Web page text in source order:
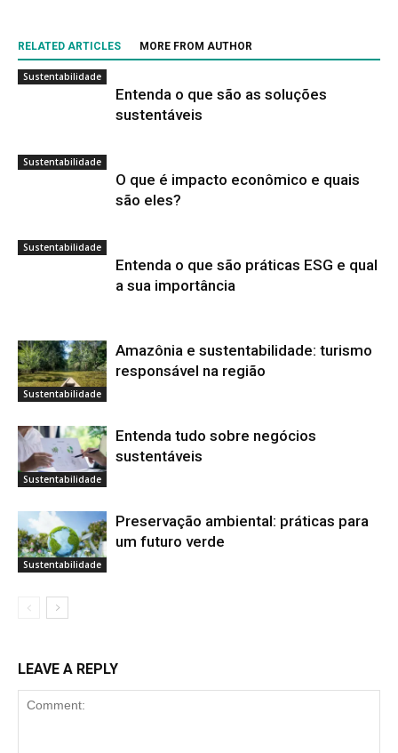
RELATED ARTICLES MORE FROM AUTHOR
Sustentabilidade
Entenda o que são as soluções
sustentáveis
Sustentabilidade
O que é impacto econômico e quais
são eles?
Sustentabilidade
Entenda o que são práticas ESG e qual
a sua importância
Sustentabilidade
Amazônia e sustentabilidade: turismo
responsável na região
Sustentabilidade
Entenda tudo sobre negócios
sustentáveis
Sustentabilidade
Preservação ambiental: práticas para
um futuro verde
LEAVE A REPLY